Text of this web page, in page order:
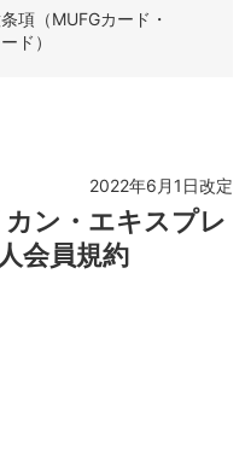
項（MUFGカード・
ド）
2022年6月1日改定
ン・エキスプレ
会員規約